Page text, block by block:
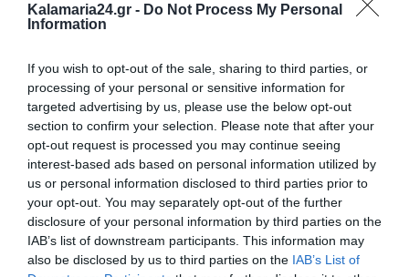
Kalamaria24.gr - Do Not Process My Personal
Information
If you wish to opt-out of the sale, sharing to third parties, or
processing of your personal or sensitive information for
targeted advertising by us, please use the below opt-out
section to confirm your selection. Please note that after your
opt-out request is processed you may continue seeing
interest-based ads based on personal information utilized by
us or personal information disclosed to third parties prior to
your opt-out. You may separately opt-out of the further
disclosure of your personal information by third parties on the
IAB’s list of downstream participants. This information may
also be disclosed by us to third parties on the IAB’s List of